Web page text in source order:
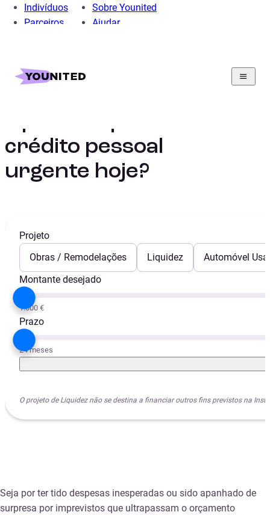
Indivíduos
Parceiros
Sobre Younited
Ajudar
Home
É possível pedir um crédito pessoal urgente hoje?
crédito pessoal
urgente hoje?
Projeto
Obras / Remodelações
Liquidez
Automóvel
Montante desejado
1.000 €
Prazo
24 meses
O projeto de Liquidez não se destina a financiar outros fins previstos na
Seja por ter tido despesas inesperadas ou sido apanhado de
surpresa por imprevistos que ultrapassam o orçamento